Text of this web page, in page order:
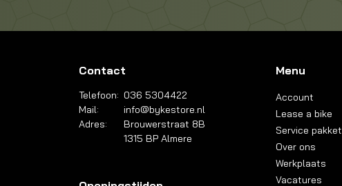
Contact
Telefoon: 036 5304422
Mail:
info@bykestore.nl
Adres:
Brouwerstraat 8B
1315 BP Almere
Menu
Account
Lease a bike
Service pakket
Over ons
Werkplaats
Vacatures